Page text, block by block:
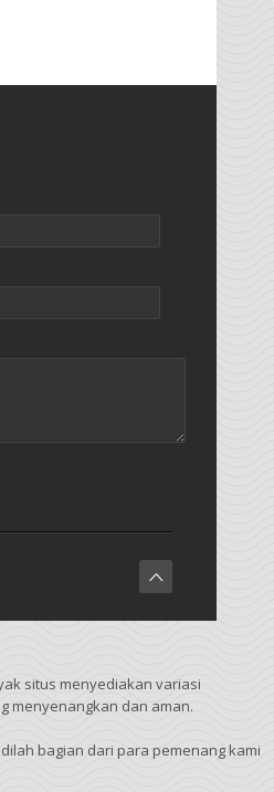
situs menyediakan variasi
menyenangkan dan aman.
bagian dari para pemenang kami